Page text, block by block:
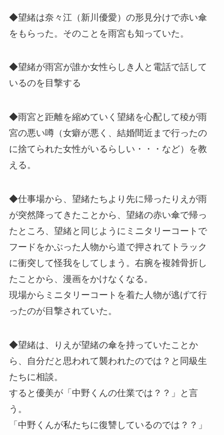
◆望緒は奈々江（新川優愛）の形見分けで赤い傘
をもらった。そのことを雨宮も知っていた。
◆望緒が雨宮が誰か女性らしき人と電話で話して
いるのを目撃する
◆雨宮と距離を縮めていく望緒を心配して稜が雨
宮の悪い噂（女癖が悪く、結婚間近まで行ったの
に捨てられた女性がいるらしい・・・など）を教
える。
◆仕事場から、望緒たちより先に帰ったりえが雨
が突然降ってきたことから、望緒の赤い傘で帰っ
たところ、望緒と同じようにミニタリーコートで
フードをかぶった人物から道で押されてトラック
に衝突して怪我をしてしまう。右腕を複雑骨折し
たことから、漫画をかけなくなる。
現場からミニタリーコートを着た人物が逃げて行
ったのが目撃されていた。
◆望緒は、りえが望緒の傘を持っていたことか
ら、自分だと思われて襲われたのでは？と同級生
たちに相談。
すると優美が「中野くんの仕業では？？」と言
う。
「中野くんが私たちに復讐しているのでは？？」